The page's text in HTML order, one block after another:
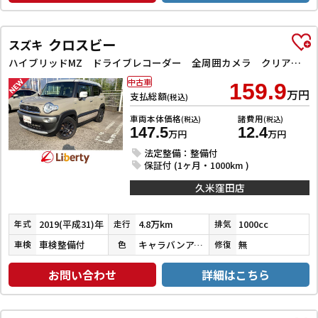
スズキ クロスビー
ハイブリッドMZ ドライブレコーダー 全周囲カメラ クリアランスソナー オートクルーズコントロール 衝突被害軽減システム ナビ TV LEDヘッドランプ アルミホイール スマートキー 電動格納ミラー シートヒーター
支払総額(税込) 159.9万円
車両本体価格(税込)
147.5万円
諸費用(税込)
12.4万円
法定整備：整備付
保証付 (1ヶ月・1000km )
中古車
久米窪田店
年式 2019(平成31)年 走行 4.8万km 排気 1000cc
車検 車検整備付 色 キャラバンアイボリーパールメタリック／ピュアホワイトパール 修復 無
お問い合わせ 詳細はこちら